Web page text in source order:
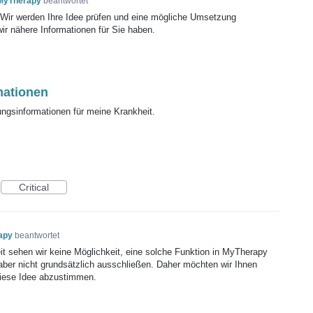
werden Ihre Idee prüfen und eine mögliche Umsetzung
nähere Informationen für Sie haben.
für meine Krankheit.
Critical
beantwortet
sehen wir keine Möglichkeit, eine solche Funktion in MyTherapy
nicht grundsätzlich ausschließen. Daher möchten wir Ihnen
Idee abzustimmen.